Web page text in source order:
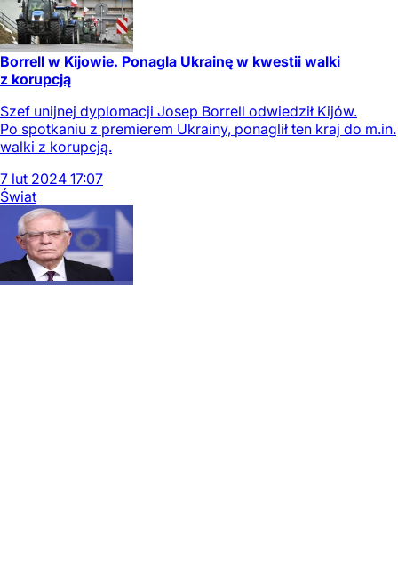
Borrell w Kijowie. Ponagla Ukrainę w kwestii walki
z korupcją
Szef unijnej dyplomacji Josep Borrell odwiedził Kijów.
Po spotkaniu z premierem Ukrainy, ponaglił ten kraj do m.in.
walki z korupcją.
7 lut 2024 17:07
Świat